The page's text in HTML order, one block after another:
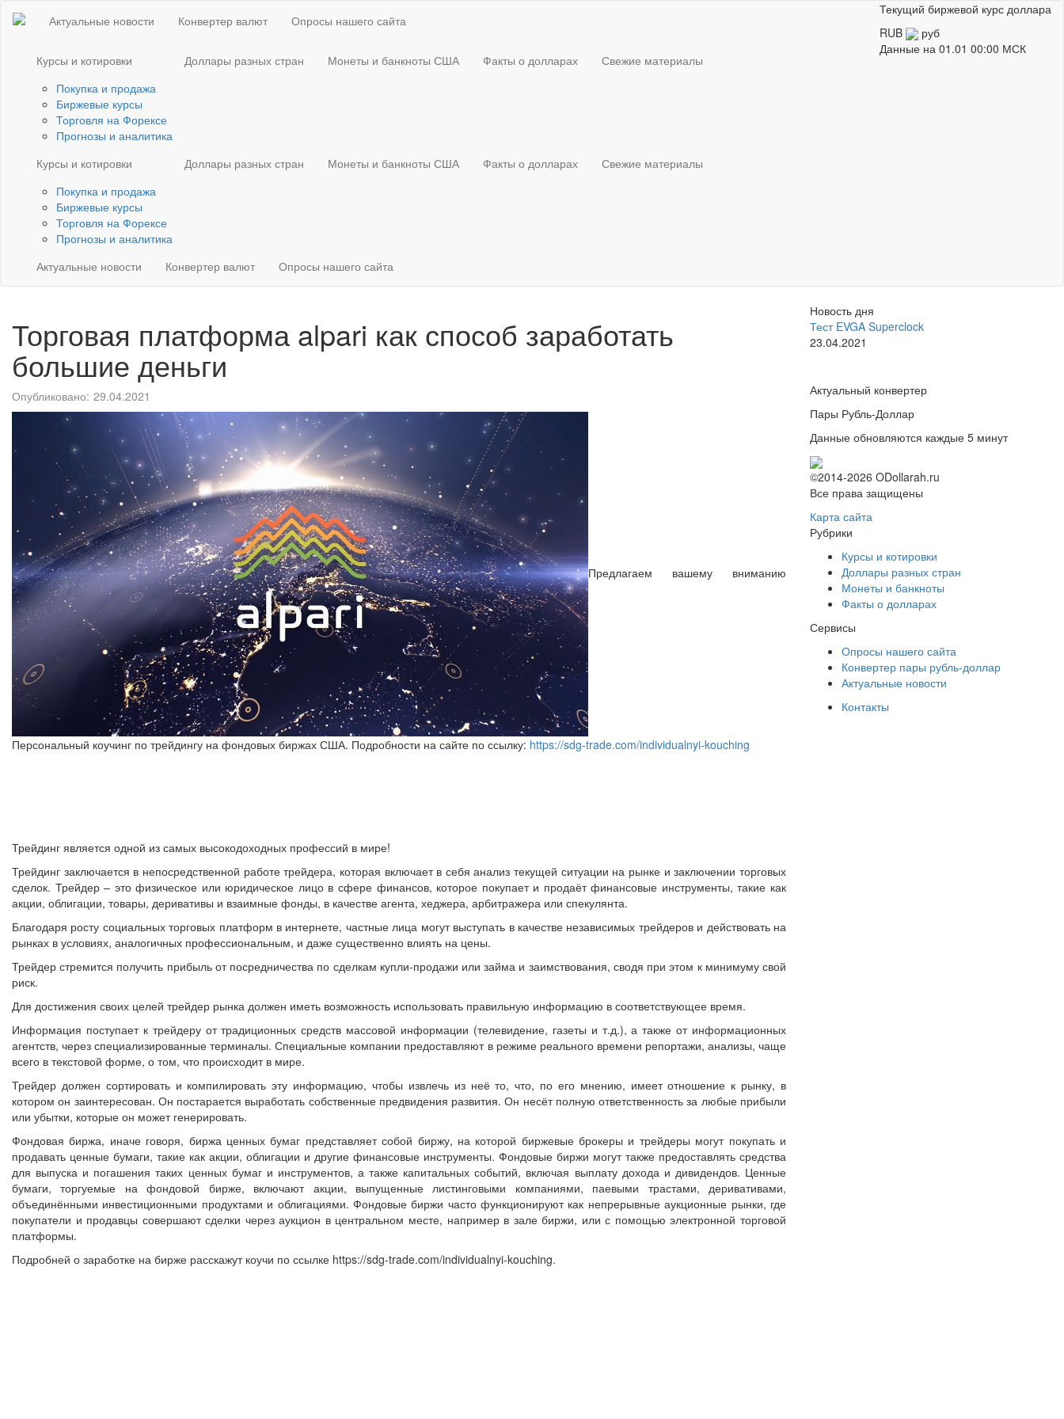
Текущий биржевой курс доллара
RUB
руб
Данные на 01.01 00:00 МСК
Актуальные новости Конвертер валют Опросы нашего сайта
Курсы и котировки
Покупка и продажа
Биржевые курсы
Торговля на Форексе
Прогнозы и аналитика
Доллары разных стран Монеты и банкноты США Факты о долларах Свежие материалы
Курсы и котировки
Покупка и продажа
Биржевые курсы
Торговля на Форексе
Прогнозы и аналитика
Доллары разных стран Монеты и банкноты США Факты о долларах Свежие материалы
Актуальные новости Конвертер валют Опросы нашего сайта
Торговая платформа alpari как способ заработать
большие деньги
Опубликовано: 29.04.2021
Предлагаем вашему вниманию
Персональный коучинг по трейдингу на фондовых биржах США. Подробности на сайте по ссылку: https://sdg-trade.com/individualnyi-kouching
Трейдинг является одной из самых высокодоходных профессий в мире!
Трейдинг заключается в непосредственной работе трейдера, которая включает в себя анализ текущей ситуации на рынке и заключении торговых
сделок. Трейдер – это физическое или юридическое лицо в сфере финансов, которое покупает и продаёт финансовые инструменты, такие как
акции, облигации, товары, деривативы и взаимные фонды, в качестве агента, хеджера, арбитражера или спекулянта.
Благодаря росту социальных торговых платформ в интернете, частные лица могут выступать в качестве независимых трейдеров и действовать на
рынках в условиях, аналогичных профессиональным, и даже существенно влиять на цены.
Трейдер стремится получить прибыль от посредничества по сделкам купли-продажи или займа и заимствования, сводя при этом к минимуму свой
риск.
Для достижения своих целей трейдер рынка должен иметь возможность использовать правильную информацию в соответствующее время.
Информация поступает к трейдеру от традиционных средств массовой информации (телевидение, газеты и т.д.), а также от информационных
агентств, через специализированные терминалы. Специальные компании предоставляют в режиме реального времени репортажи, анализы, чаще
всего в текстовой форме, о том, что происходит в мире.
Трейдер должен сортировать и компилировать эту информацию, чтобы извлечь из неё то, что, по его мнению, имеет отношение к рынку, в
котором он заинтересован. Он постарается выработать собственные предвидения развития. Он несёт полную ответственность за любые прибыли
или убытки, которые он может генерировать.
Фондовая биржа, иначе говоря, биржа ценных бумаг представляет собой биржу, на которой биржевые брокеры и трейдеры могут покупать и
продавать ценные бумаги, такие как акции, облигации и другие финансовые инструменты. Фондовые биржи могут также предоставлять средства
для выпуска и погашения таких ценных бумаг и инструментов, а также капитальных событий, включая выплату дохода и дивидендов. Ценные
бумаги, торгуемые на фондовой бирже, включают акции, выпущенные листинговыми компаниями, паевыми трастами, деривативами,
объединёнными инвестиционными продуктами и облигациями. Фондовые биржи часто функционируют как непрерывные аукционные рынки, где
покупатели и продавцы совершают сделки через аукцион в центральном месте, например в зале биржи, или с помощью электронной торговой
платформы.
Подробней о заработке на бирже расскажут коучи по ссылке https://sdg-trade.com/individualnyi-kouching.
Новость дня
Тест EVGA Superclock
23.04.2021
Актуальный конвертер
Пары Рубль-Доллар
Данные обновляются каждые 5 минут
©2014-2026 ODollarah.ru
Все права защищены
Карта сайта
Рубрики
Курсы и котировки
Доллары разных стран
Монеты и банкноты
Факты о долларах
Сервисы
Опросы нашего сайта
Конвертер пары рубль-доллар
Актуальные новости
Контакты